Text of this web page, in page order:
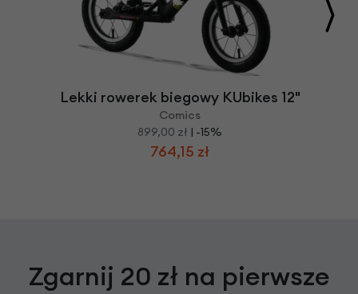
Lekki rowerek biegowy KUbikes 12"
Comics
899,00 zł | -15%
764,15 zł
Zgarnij 20 zł na pierwsze